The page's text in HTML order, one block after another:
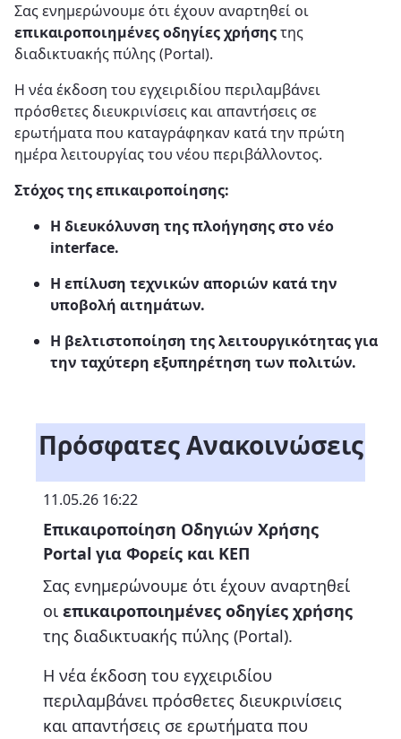
Σας ενημερώνουμε ότι έχουν αναρτηθεί οι
επικαιροποιημένες οδηγίες χρήσηςτης
διαδικτυακής πύλης (Portal).
Η νέα έκδοση του εγχειριδίου περιλαμβάνει
πρόσθετες διευκρινίσεις και απαντήσεις σε
ερωτήματα που καταγράφηκαν κατά την πρώτη
ημέρα λειτουργίας του νέου περιβάλλοντος.
Στόχος της επικαιροποίησης:
Η διευκόλυνση της πλοήγησης στο νέο
interface.
Η επίλυση τεχνικών αποριών κατά την
υποβολή αιτημάτων.
Η βελτιστοποίηση της λειτουργικότητας για
την ταχύτερη εξυπηρέτηση των πολιτών.
Πρόσφατες Ανακοινώσεις
11.05.26 16:22
Επικαιροποίηση Οδηγιών Χρήσης
Portal για Φορείς και ΚΕΠ
Σας ενημερώνουμε ότι έχουν αναρτηθεί
οι επικαιροποιημένες οδηγίες χρήσης
της διαδικτυακής πύλης (Portal).
Η νέα έκδοση του εγχειριδίου
περιλαμβάνει πρόσθετες διευκρινίσεις
και απαντήσεις σε ερωτήματα που